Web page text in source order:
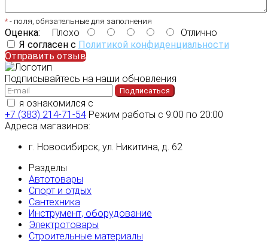
* - поля, обязательные для заполнения
Оценка: Плохо
Отлично
Я согласен с Политикой конфиденциальности
Отправить отзыв
Подписывайтесь на наши обновления
Подписаться
я ознакомился с
+7 (383) 214-71-54 Режим работы с 9:00 по 20:00
Адреса магазинов:
г. Новосибирск, ул. Никитина, д. 62
Разделы
Автотовары
Спорт и отдых
Сантехника
Инструмент, оборудование
Электротовары
Строительные материалы